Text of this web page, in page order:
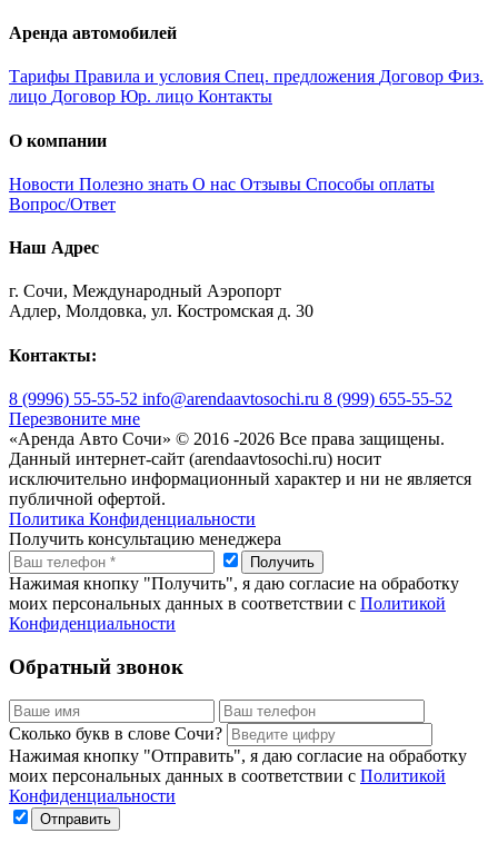
Аренда автомобилей
Тарифы Правила и условия Спец. предложения Договор Физ.
лицо Договор Юр. лицо Контакты
О компании
Новости Полезно знать О нас Отзывы Способы оплаты
Вопрос/Ответ
Наш Адрес
г. Сочи, Международный Аэропорт
Адлер, Молдовка, ул. Костромская д. 30
Контакты:
8 (9996) 55-55-52 info@arendaavtosochi.ru 8 (999) 655-55-52
Перезвоните мне
«Аренда Авто Сочи» © 2016 -2026 Все права защищены.
Данный интернет-сайт (arendaavtosochi.ru) носит
исключительно информационный характер и ни не является
публичной офертой.
Политика Конфиденциальности
Получить консультацию менеджера
Нажимая кнопку "Получить", я даю согласие на обработку
моих персональных данных в соответствии с Политикой
Конфиденциальности
Обратный звонок
Сколько букв в слове Сочи?
Нажимая кнопку "Отправить", я даю согласие на обработку
моих персональных данных в соответствии с Политикой
Конфиденциальности